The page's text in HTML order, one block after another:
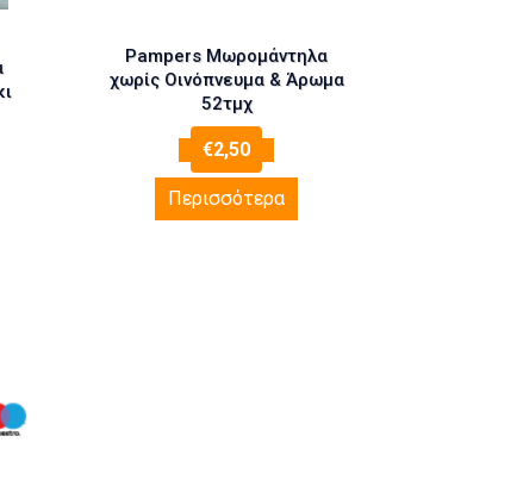
Pampers Μωρομάντηλα
χωρίς Οινόπνευμα & Άρωμα
52τμχ
€2,50
Περισσότερα